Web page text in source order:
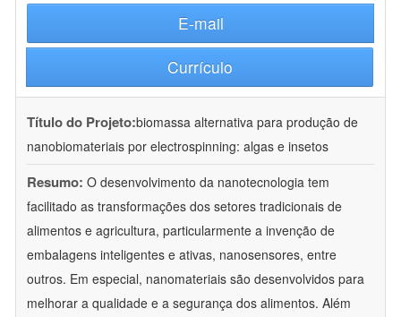
E-mail
Currículo
Título do Projeto:biomassa alternativa para produção de
nanobiomateriais por electrospinning: algas e insetos
Resumo: O desenvolvimento da nanotecnologia tem
facilitado as transformações dos setores tradicionais de
alimentos e agricultura, particularmente a invenção de
embalagens inteligentes e ativas, nanosensores, entre
outros. Em especial, nanomateriais são desenvolvidos para
melhorar a qualidade e a segurança dos alimentos. Além